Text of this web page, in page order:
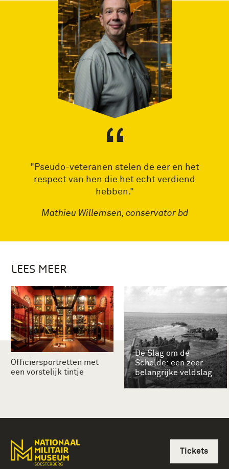
"Pseudo-veteranen stelen de eer en het
respect van hen die het echt verdiend
hebben."
Mathieu Willemsen, conservator bd
LEES MEER
Officiersportretten met
een vorstelijk tintje
De Slag om de
Schelde: een zeer
belangrijke veldslag
Tickets